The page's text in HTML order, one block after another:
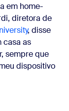
em home-
diretora de
, disse
casa as
sempre que
dispositivo